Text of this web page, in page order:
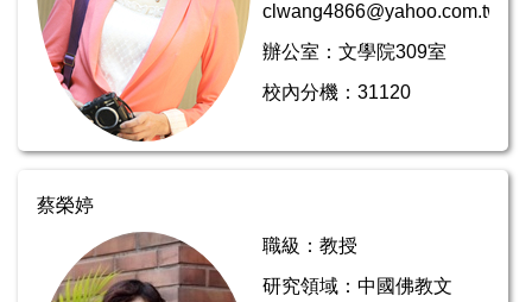
clwang4866@yahoo.com.tw
辦公室：文學院309室
校內分機：31120
蔡榮婷
職級：教授
研究領域：中國佛教文